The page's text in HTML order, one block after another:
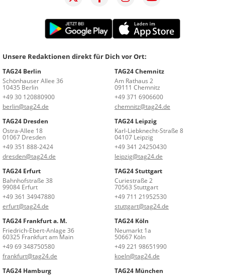
Unsere Redaktionen direkt für Dich vor Ort:
TAG24 Berlin
Schönhauser Allee 36
10435 Berlin
+49 30 120880900
berlin@tag24.de
TAG24 Chemnitz
Am Rathaus 2
09111 Chemnitz
+49 371 6906600
chemnitz@tag24.de
TAG24 Dresden
Ostra-Allee 18
01067 Dresden
+49 351 888-2424
dresden@tag24.de
TAG24 Leipzig
Karl-Liebknecht-Straße 8
04107 Leipzig
+49 341 24250430
leipzig@tag24.de
TAG24 Erfurt
Bahnhofstraße 38
99084 Erfurt
+49 361 34947880
erfurt@tag24.de
TAG24 Stuttgart
Curiestraße 2
70563 Stuttgart
+49 711 21952530
stuttgart@tag24.de
TAG24 Frankfurt a. M.
Friedrich-Ebert-Anlage 36
60325 Frankfurt am Main
+49 69 348750580
frankfurt@tag24.de
TAG24 Köln
Neumarkt 1a
50667 Köln
+49 221 98651990
koeln@tag24.de
TAG24 Hamburg
TAG24 München